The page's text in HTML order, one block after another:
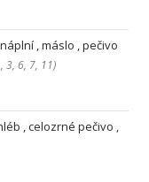
, máslo , pečivo
, 3, 6, 7, 11)
, celozrné pečivo ,